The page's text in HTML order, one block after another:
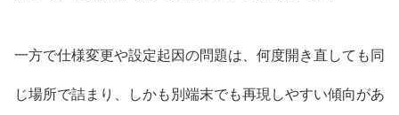
一方で仕様変更や設定起因の問題は、何度開き直しても同
じ場所で詰まり、しかも別端末でも再現しやすい傾向があ